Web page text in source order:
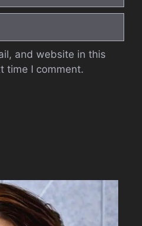
and website in this
time I comment.